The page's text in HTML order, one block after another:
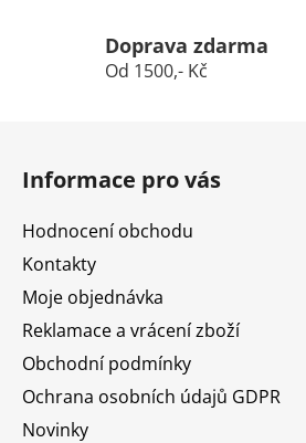
Doprava zdarma
Od 1500,- Kč
Informace pro vás
Hodnocení obchodu
Kontakty
Moje objednávka
Reklamace a vrácení zboží
Obchodní podmínky
Ochrana osobních údajů GDPR
Novinky